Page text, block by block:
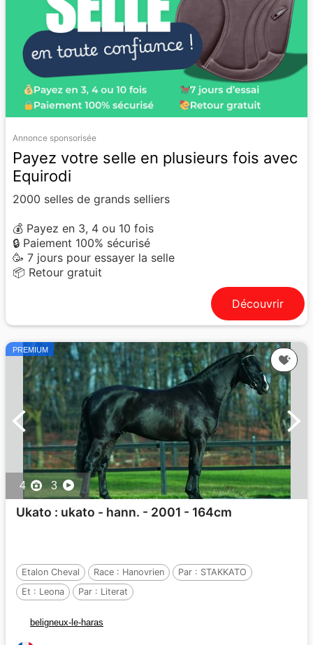
Annonce sponsorisée
Payez votre selle en plusieurs fois avec
Equirodi
2000 selles de grands selliers
💰 Payez en 3, 4 ou 10 fois
🔒 Paiement 100% sécurisé
🥳 7 jours pour essayer la selle
📦 Retour gratuit
Découvrir
PREMIUM
4 3
Ukato : ukato - hann. - 2001 - 164cm
Etalon Cheval Race : Hanovrien Par : STAKKATO
Et : Leona Par : Literat
beligneux-le-haras